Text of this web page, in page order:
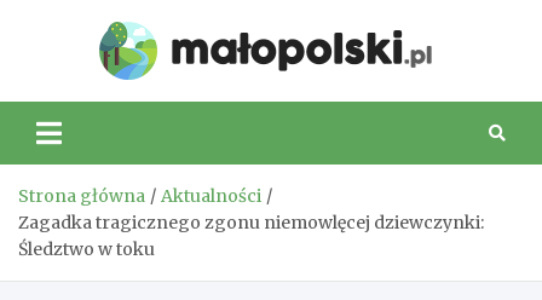
Strona główna
Aktualności
Zagadka tragicznego zgonu niemowlęcej dziewczynki:
Śledztwo w toku